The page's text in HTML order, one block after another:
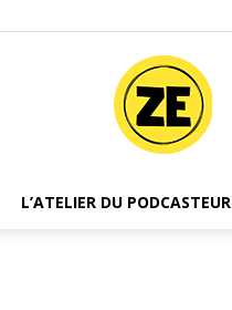
L’ATELIER DU PODCASTEUR